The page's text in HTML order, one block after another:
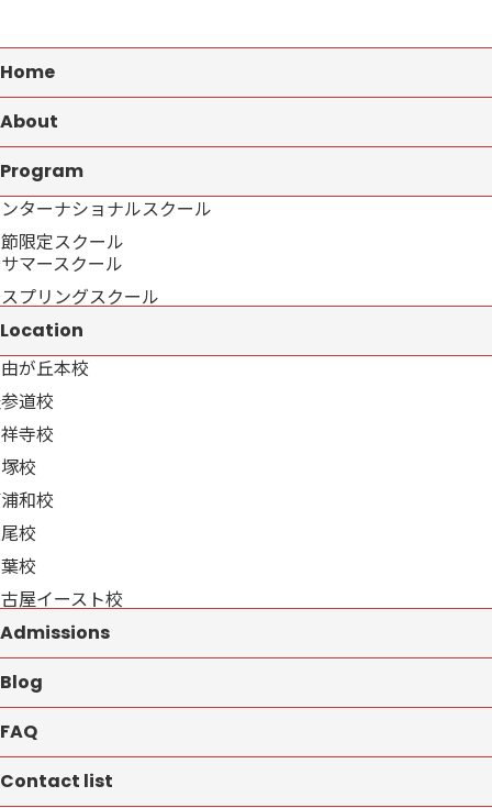
Home
About
Program
ターナショナルスクール
限定スクール
マースクール
プリングスクール
Location
が丘本校
道校
寺校
校
和校
校
校
屋イースト校
Admissions
Blog
FAQ
Contact list